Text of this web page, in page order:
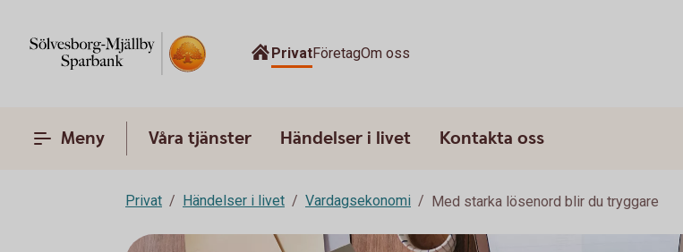
PrivatFöretagOm oss
Meny Våra tjänster Händelser i livet Kontakta oss
Privat Händelser i livet Vardagsekonomi Med starka lösenord blir du tryggare